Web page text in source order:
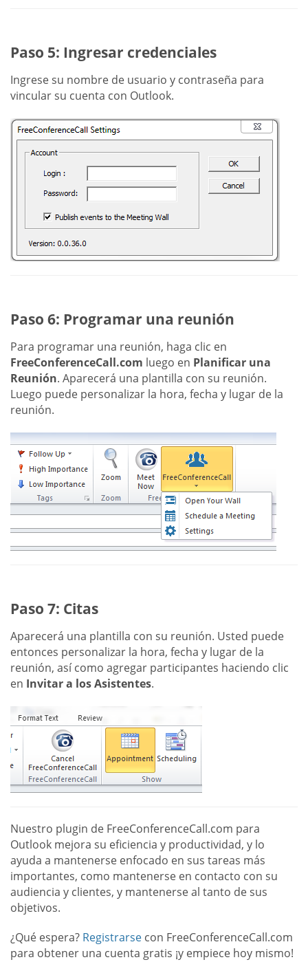
Paso 5: Ingresar credenciales
Ingrese su nombre de usuario y contraseña para
vincular su cuenta con Outlook.
Paso 6: Programar una reunión
Para programar una reunión, haga clic en
FreeConferenceCall.com luego en Planificar una
Reunión. Aparecerá una plantilla con su reunión.
Luego puede personalizar la hora, fecha y lugar de la
reunión.
Paso 7: Citas
Aparecerá una plantilla con su reunión. Usted puede
entonces personalizar la hora, fecha y lugar de la
reunión, así como agregar participantes haciendo clic
en Invitar a los Asistentes.
Nuestro plugin de FreeConferenceCall.com para
Outlook mejora su eficiencia y productividad, y lo
ayuda a mantenerse enfocado en sus tareas más
importantes, como mantenerse en contacto con su
audiencia y clientes, y mantenerse al tanto de sus
objetivos.
¿Qué espera? Registrarse con FreeConferenceCall.com
para obtener una cuenta gratis ¡y empiece hoy mismo!